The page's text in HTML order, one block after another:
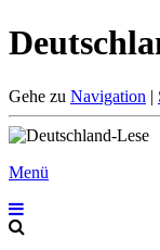
Gehe zu Navigation |
Menü